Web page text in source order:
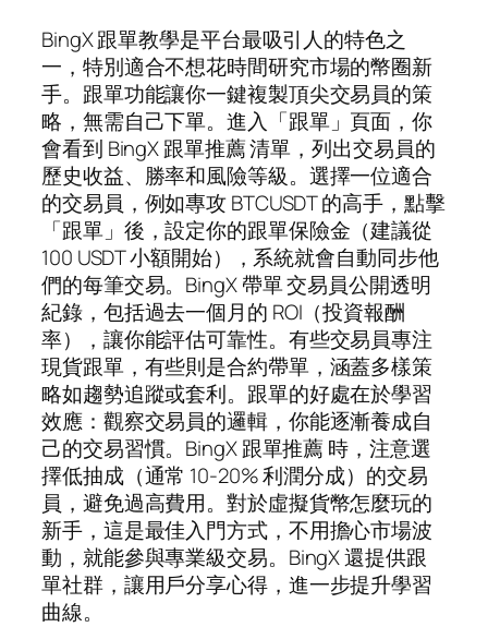
BingX 跟單教學是平台最吸引人的特色之
一，特別適合不想花時間研究市場的幣圈新
手。跟單功能讓你一鍵複製頂尖交易員的策
略，無需自己下單。進入「跟單」頁面，你
會看到 BingX 跟單推薦 清單，列出交易員的
歷史收益、勝率和風險等級。選擇一位適合
的交易員，例如專攻 BTCUSDT 的高手，點擊
「跟單」後，設定你的跟單保險金（建議從
100 USDT 小額開始），系統就會自動同步他
們的每筆交易。BingX 帶單 交易員公開透明
紀錄，包括過去一個月的 ROI（投資報酬
率），讓你能評估可靠性。有些交易員專注
現貨跟單，有些則是合約帶單，涵蓋多樣策
略如趨勢追蹤或套利。跟單的好處在於學習
效應：觀察交易員的邏輯，你能逐漸養成自
己的交易習慣。BingX 跟單推薦 時，注意選
擇低抽成（通常 10-20% 利潤分成）的交易
員，避免過高費用。對於虛擬貨幣怎麼玩的
新手，這是最佳入門方式，不用擔心市場波
動，就能參與專業級交易。BingX 還提供跟
單社群，讓用戶分享心得，進一步提升學習
曲線。